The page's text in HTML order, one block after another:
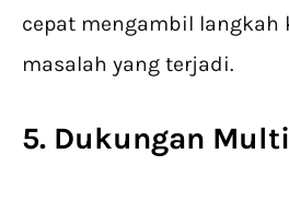
cepat mengambil langkah
masalah yang terjadi.
5. Dukungan